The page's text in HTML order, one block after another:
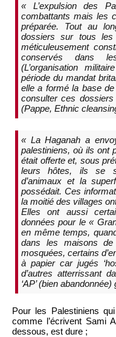
« L’expulsion des
combattants mais les
préparée. Tout au
dossiers sur tous les
méticuleusement
conservés dans
(L’organisation
période du mandat
elle a formé la base de
consulter ces
(Pappe, Ethnic
« La Haganah a
palestiniens, où ils ont
était offerte et, sous
leurs hôtes, ils se
d’animaux et la
possédait. Ces
la moitié des villages
Elles ont aussi
données pour le «
en même temps,
dans les maisons
mosquées, certains
à papier car jugés
d’autres atterrissant
‘AP’ (bien
Pour les Palestiniens
comme l’écrivent Sami
dessous, est dure ;